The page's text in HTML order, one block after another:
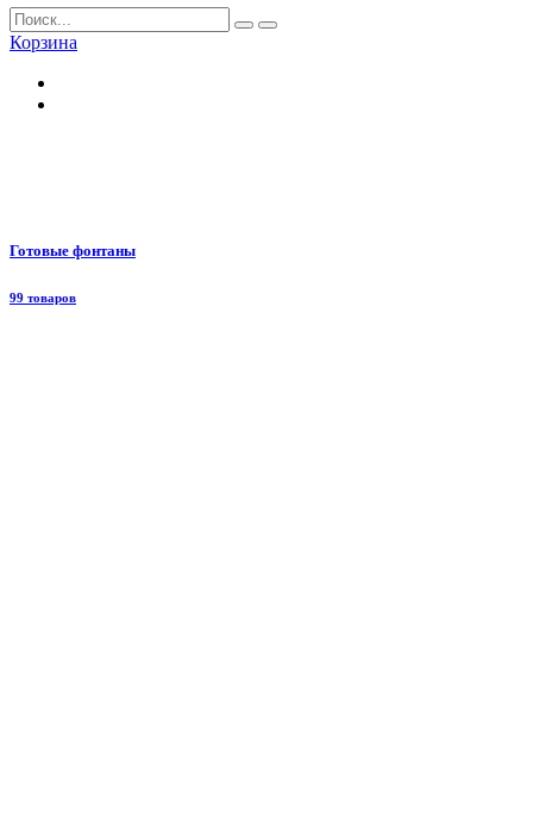
Корзина
Готовые фонтаны
99 товаров